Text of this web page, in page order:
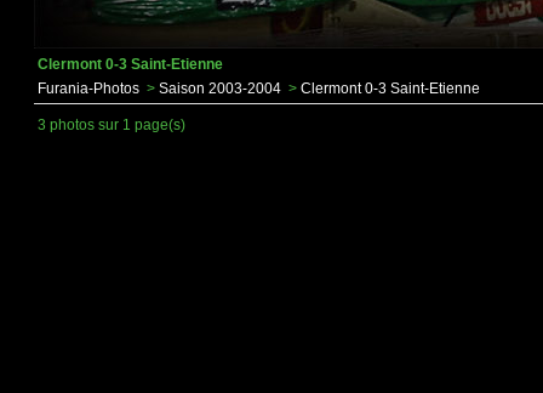
Clermont 0-3 Saint-Etienne
Furania-Photos > Saison 2003-2004 > Clermont 0-3 Saint-Etienne
3 photos sur 1 page(s)